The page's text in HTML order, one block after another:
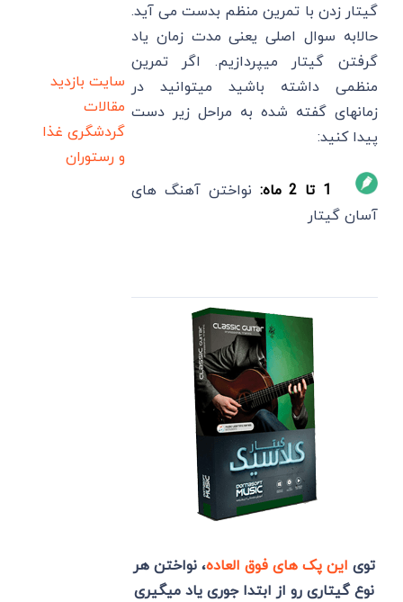
گیتار زدن با تمرین منظم بدست می آید.
حالابه سوال اصلی یعنی مدت زمان یاد
گرفتن گیتار میپردازیم. اگر تمرین
منظمی داشته باشید میتوانید در
زمانهای گفته شده به مراحل زیر دست
پیدا کنید:
1 تا 2 ماه:
نواختن آهنگ های
آسان گیتار
توی این پک های فوق العاده، نواختن هر
نوع گیتاری رو از ابتدا جوری یاد میگیری
سایت بازدید
مقالات
گردشگری غذا
و رستوران